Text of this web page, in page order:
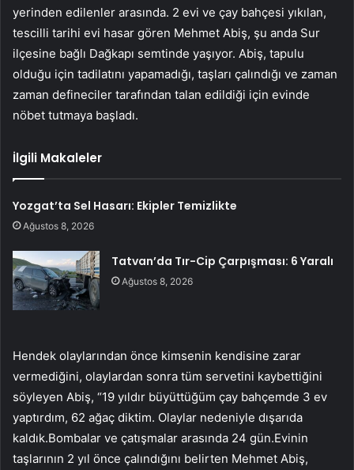
yerinden edilenler arasında. 2 evi ve çay bahçesi yıkılan,
tescilli tarihi evi hasar gören Mehmet Abiş, şu anda Sur
ilçesine bağlı Dağkapı semtinde yaşıyor. Abiş, tapulu
olduğu için tadilatını yapamadığı, taşları çalındığı ve zaman
zaman defineciler tarafından talan edildiği için evinde
nöbet tutmaya başladı.
İlgili Makaleler
Yozgat’ta Sel Hasarı: Ekipler Temizlikte
Ağustos 8, 2026
Tatvan’da Tır-Cip Çarpışması: 6 Yaralı
Ağustos 8, 2026
Hendek olaylarından önce kimsenin kendisine zarar
vermediğini, olaylardan sonra tüm servetini kaybettiğini
söyleyen Abiş, “19 yıldır büyüttüğüm çay bahçemde 3 ev
yaptırdım, 62 ağaç diktim. Olaylar nedeniyle dışarıda
kaldık.Bombalar ve çatışmalar arasında 24 gün.Evinin
taşlarının 2 yıl önce çalındığını belirten Mehmet Abiş,